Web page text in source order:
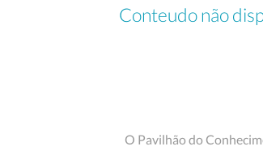
Conteudo não
O Pavilhão do